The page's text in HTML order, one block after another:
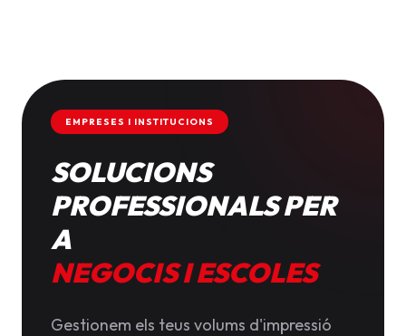
EMPRESES I INSTITUCIONS
SOLUCIONS
PROFESSIONALS PER
A
NEGOCIS I ESCOLES
Gestionem els teus volums d'impressió